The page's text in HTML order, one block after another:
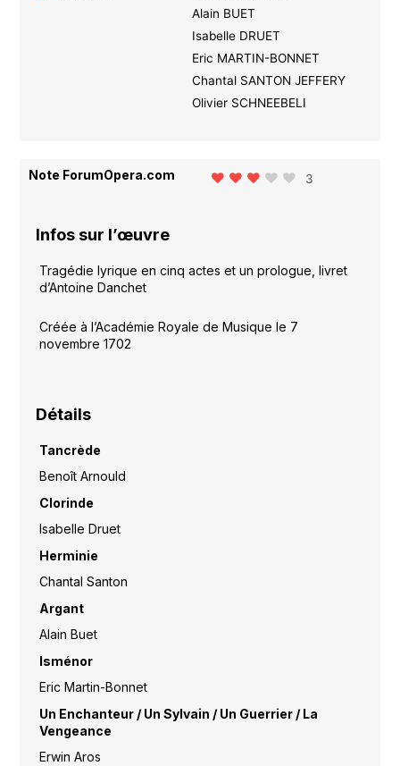
Alain BUET
Isabelle DRUET
Eric MARTIN-BONNET
Chantal SANTON JEFFERY
Olivier SCHNEEBELI
Note ForumOpera.com 3
Infos sur l’œuvre
Tragédie lyrique en cinq actes et un prologue, livret
d’Antoine Danchet
Créée à l’Académie Royale de Musique le 7
novembre 1702
Détails
Tancrède
Benoît Arnould
Clorinde
Isabelle Druet
Herminie
Chantal Santon
Argant
Alain Buet
Isménor
Eric Martin-Bonnet
Un Enchanteur / Un Sylvain / Un Guerrier / La
Vengeance
Erwin Aros